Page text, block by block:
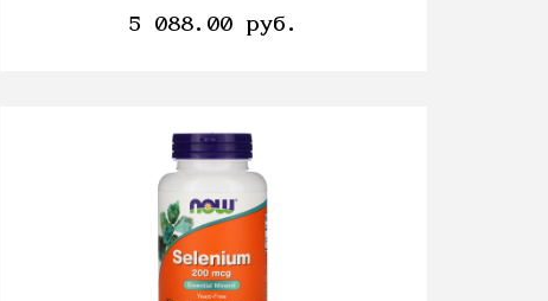
5 088.00 руб.